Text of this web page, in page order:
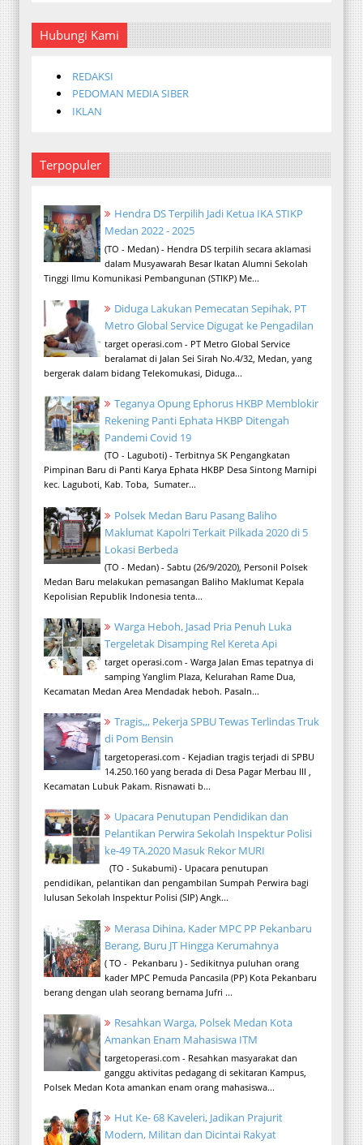
Hubungi Kami
REDAKSI
PEDOMAN MEDIA SIBER
IKLAN
Terpopuler
Hendra DS Terpilih Jadi Ketua IKA STIKP
Medan 2022 - 2025
(TO - Medan) - Hendra DS terpilih secara aklamasi
dalam Musyawarah Besar Ikatan Alumni Sekolah
Tinggi Ilmu Komunikasi Pembangunan (STIKP) Me...
Diduga Lakukan Pemecatan Sepihak, PT
Metro Global Service Digugat ke Pengadilan
target operasi.com - PT Metro Global Service
beralamat di Jalan Sei Sirah No.4/32, Medan, yang
bergerak dalam bidang Telekomukasi, Diduga...
Teganya Opung Ephorus HKBP Memblokir
Rekening Panti Ephata HKBP Ditengah
Pandemi Covid 19
(TO - Laguboti) - Terbitnya SK Pengangkatan
Pimpinan Baru di Panti Karya Ephata HKBP Desa Sintong Marnipi
kec. Laguboti, Kab. Toba, Sumater...
Polsek Medan Baru Pasang Baliho
Maklumat Kapolri Terkait Pilkada 2020 di 5
Lokasi Berbeda
(TO - Medan) - Sabtu (26/9/2020), Personil Polsek
Medan Baru melakukan pemasangan Baliho Maklumat Kepala
Kepolisian Republik Indonesia tenta...
Warga Heboh, Jasad Pria Penuh Luka
Tergeletak Disamping Rel Kereta Api
target operasi.com - Warga Jalan Emas tepatnya di
samping Yanglim Plaza, Kelurahan Rame Dua,
Kecamatan Medan Area Mendadak heboh. Pasaln...
Tragis,,, Pekerja SPBU Tewas Terlindas Truk
di Pom Bensin
targetoperasi.com - Kejadian tragis terjadi di SPBU
14.250.160 yang berada di Desa Pagar Merbau III ,
Kecamatan Lubuk Pakam. Risnawati b...
Upacara Penutupan Pendidikan dan
Pelantikan Perwira Sekolah Inspektur Polisi
ke-49 TA.2020 Masuk Rekor MURI
(TO - Sukabumi) - Upacara penutupan
pendidikan, pelantikan dan pengambilan Sumpah Perwira bagi
lulusan Sekolah Inspektur Polisi (SIP) Angk...
Merasa Dihina, Kader MPC PP Pekanbaru
Berang, Buru JT Hingga Kerumahnya
( TO - Pekanbaru ) - Sedikitnya puluhan orang
kader MPC Pemuda Pancasila (PP) Kota Pekanbaru
berang dengan ulah seorang bernama Jufri ...
Resahkan Warga, Polsek Medan Kota
Amankan Enam Mahasiswa ITM
targetoperasi.com - Resahkan masyarakat dan
ganggu aktivitas pedagang di sekitaran Kampus,
Polsek Medan Kota amankan enam orang mahasiswa...
Hut Ke- 68 Kaveleri, Jadikan Prajurit
Modern, Militan dan Dicintai Rakyat